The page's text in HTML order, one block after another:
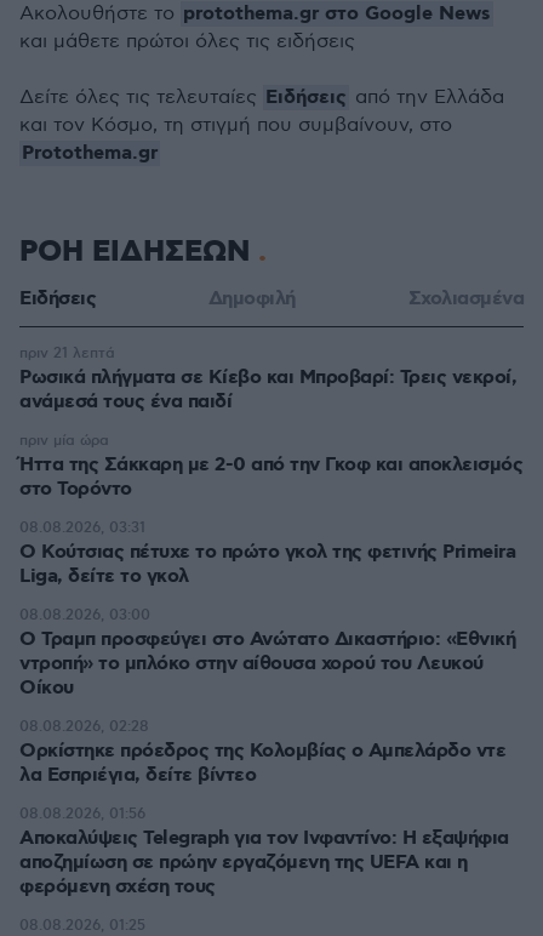
Ακολουθήστε το protothema.gr στο Google News
και μάθετε πρώτοι όλες τις ειδήσεις
Δείτε όλες τις τελευταίες Ειδήσεις από την Ελλάδα
και τον Κόσμο, τη στιγμή που συμβαίνουν, στο
Protothema.gr
ΡΟΗ ΕΙΔΗΣΕΩΝ
Ειδήσεις Δημοφιλή Σχολιασμένα
Ρωσικά πλήγματα σε Κίεβο και Μπροβαρί: Τρεις νεκροί,
ανάμεσά τους ένα παιδί
πριν 21 λεπτά
Ήττα της Σάκκαρη με 2-0 από την Γκοφ και αποκλεισμός
στο Τορόντο
πριν μία ώρα
Ο Κούτσιας πέτυχε το πρώτο γκολ της φετινής Primeira
Liga, δείτε το γκολ
08.08.2026, 03:31
Ο Τραμπ προσφεύγει στο Ανώτατο Δικαστήριο: «Εθνική
ντροπή» το μπλόκο στην αίθουσα χορού του Λευκού
Οίκου
08.08.2026, 03:00
Ορκίστηκε πρόεδρος της Κολομβίας ο Αμπελάρδο ντε
λα Εσπριέγια, δείτε βίντεο
08.08.2026, 02:28
Αποκαλύψεις Telegraph για τον Ινφαντίνο: Η εξαψήφια
αποζημίωση σε πρώην εργαζόμενη της UEFA και η
φερόμενη σχέση τους
08.08.2026, 01:56
08.08.2026, 01:25